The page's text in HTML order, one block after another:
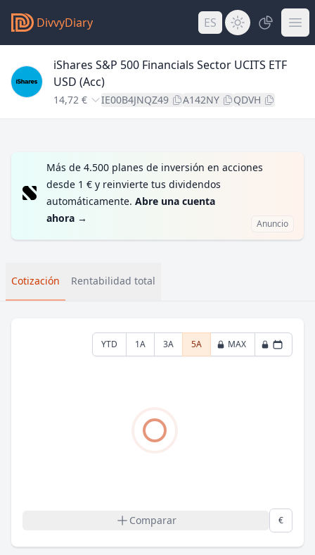
DivvyDiary ES
iShares S&P 500 Financials Sector UCITS ETF
USD (Acc)
14,72 € IE00B4JNQZ49 A142NY QDVH
Más de 4.500 planes de inversión en acciones
desde 1 € y reinvierte tus dividendos
automáticamente. Abre una cuenta
ahora → Anuncio
Cotización Rentabilidad total
YTD 1A 3A 5A MAX
Comparar €